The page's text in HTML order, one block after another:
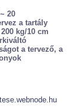
20
a tartály
kg/10 cm
a tervező, a